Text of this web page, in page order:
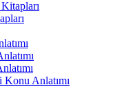
Konu Anlatımı